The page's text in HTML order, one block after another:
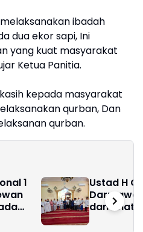
ibadah
dua ekor sapi, Ini
yang kuat masyarakat
Ketua Panitia.
kepada masyarakat
qurban, Dan
qurban.
1
Ustad H
dan